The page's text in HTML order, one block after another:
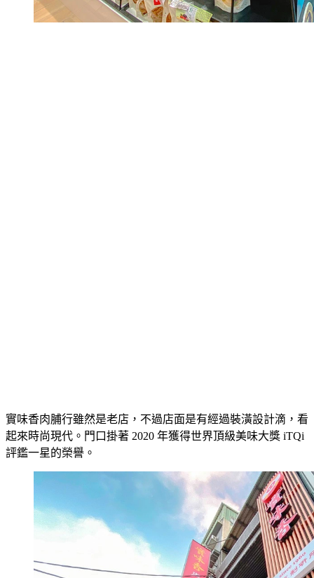
實味香肉脯行雖然是老店，不過店面是有經過裝潢設計滴，看
起來時尚現代。門口掛著 2020 年獲得世界頂級美味大獎 iTQi
評鑑一星的榮譽。